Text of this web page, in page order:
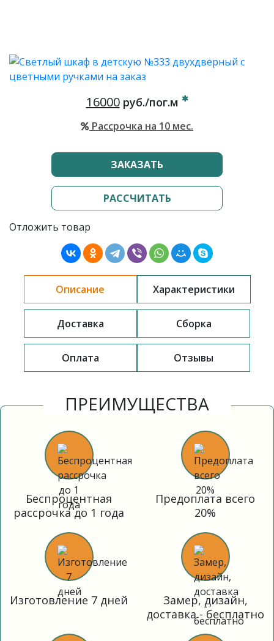
16000руб./пог.м
Рассрочка на 10 мес.
ЗАКАЗАТЬ
РАССЧИТАТЬ
Отложить товар
Описание Характеристики
Доставка Сборка
Оплата Отзывы
ПРЕИМУЩЕСТВА
Беспроцентная
рассрочка до 1 года
Предоплата всего
20%
Изготовление 7 дней
Замер, дизайн,
доставка - бесплатно